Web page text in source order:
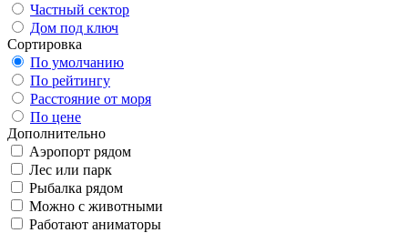
Частный сектор
Дом под ключ
Сортировка
По умолчанию
По рейтингу
Расстояние от моря
По цене
Дополнительно
Аэропорт рядом
Лес или парк
Рыбалка рядом
Можно с животными
Работают аниматоры